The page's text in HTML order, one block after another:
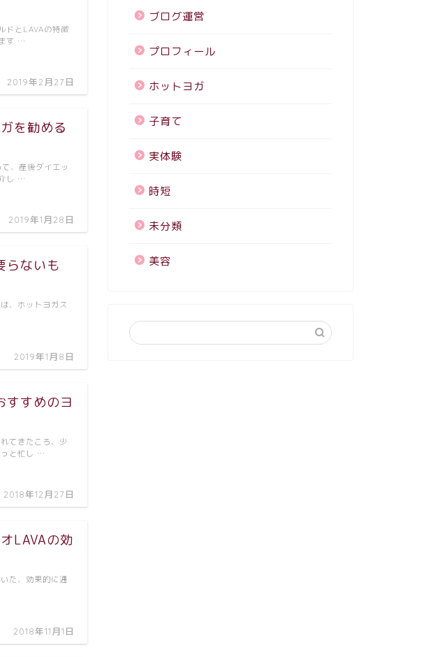
2019年2月27日
ドとLAVAの特徴
す …
を勧める
2019年1月28日
、産後ダイエッ
し …
らないも
2019年1月8日
、ホットヨガス
すすめのヨ
2018年12月27日
てきたころ、少
っと忙し …
LAVAの効
2018年11月1日
た、効果的に通
ブログ運営
プロフィール
ホットヨガ
子育て
実体験
時短
未分類
美容